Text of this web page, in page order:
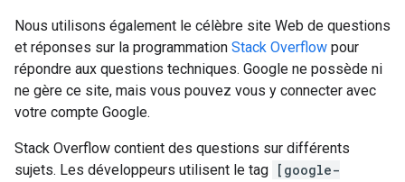
Nous utilisons également le célèbre site Web de questions
et réponses sur la programmation Stack Overflow pour
répondre aux questions techniques. Google ne possède ni
ne gère ce site, mais vous pouvez vous y connecter avec
votre compte Google.
Stack Overflow contient des questions sur différents
sujets. Les développeurs utilisent le tag [google-